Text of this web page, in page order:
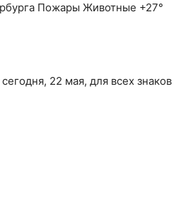
Пожары Животные +27°
22 мая, для всех знаков